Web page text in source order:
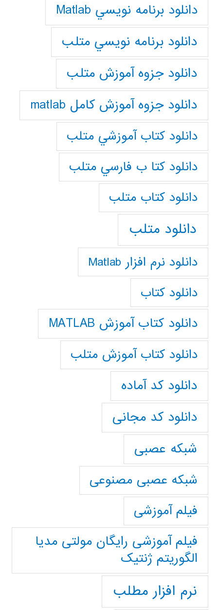
دانلود برنامه نويسي Matlab
دانلود برنامه نويسي متلب
دانلود جزوه آموزش متلب
دانلود جزوه آموزش کامل matlab
دانلود كتاب آموزشي متلب
دانلود كتا ب فارسي متلب
دانلود كتاب متلب
دانلود متلب
دانلود نرم افزار Matlab
دانلود کتاب
دانلود کتاب آموزش MATLAB
دانلود کتاب آموزش متلب
دانلود کد آماده
دانلود کد مجانی
شبکه عصبی
شبکه عصبی مصنوعی
فیلم آموزشی
فیلم آموزشی رایگان مولتی مدیا
الگوریتم ژنتیک
نرم افزار مطلب